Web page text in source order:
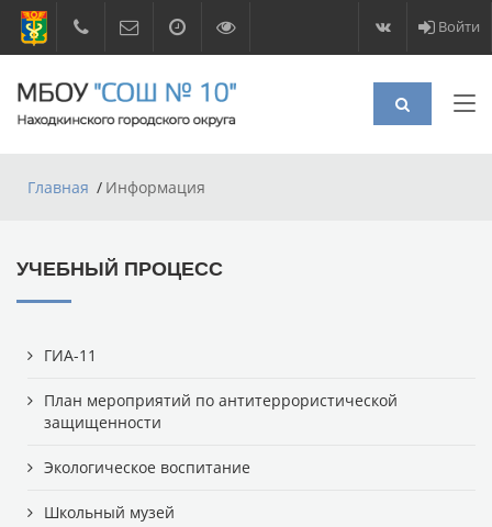
Войти
Главная Информация
УЧЕБНЫЙ ПРОЦЕСС
ГИА-11
План мероприятий по антитеррористической
защищенности
Экологическое воспитание
Школьный музей